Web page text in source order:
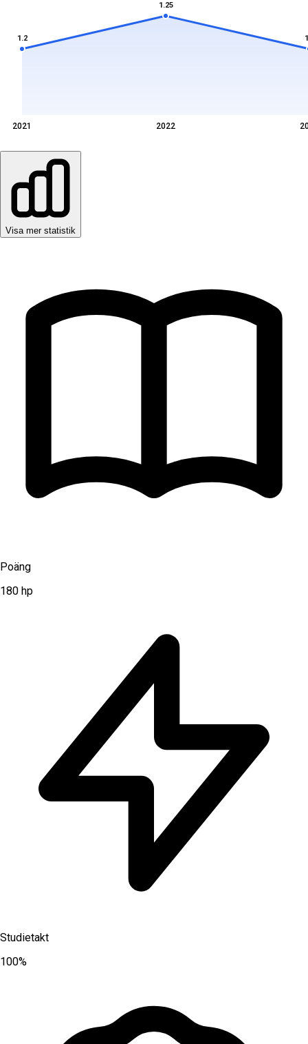
1.2
1.25
2021 2022
Visa mer statistik
Poäng
180 hp
Studietakt
100%